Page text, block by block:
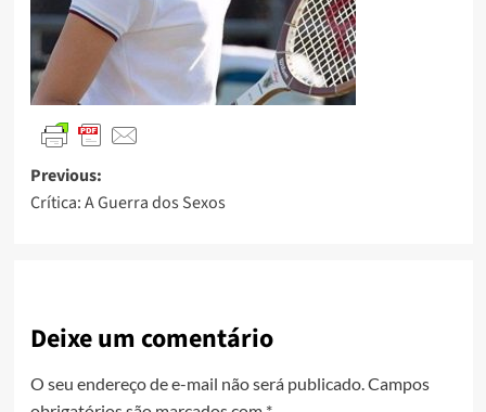
Previous:
Crítica: A Guerra dos Sexos
Deixe um comentário
O seu endereço de e-mail não será publicado. Campos